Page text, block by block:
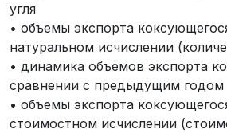
угля
• объемы экспорта
натуральном исчислении
• динамика объемов экспорта
сравнении с предыдущим годом
• объемы экспорта
стоимостном исчислении